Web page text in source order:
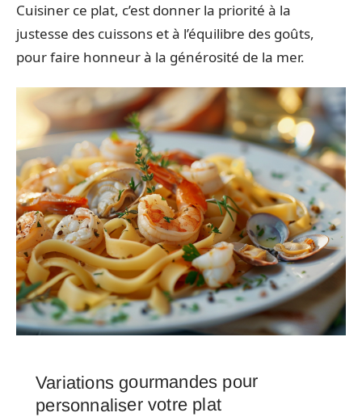
Cuisiner ce plat, c’est donner la priorité à la
justesse des cuissons et à l’équilibre des goûts,
pour faire honneur à la générosité de la mer.
Variations gourmandes pour
personnaliser votre plat